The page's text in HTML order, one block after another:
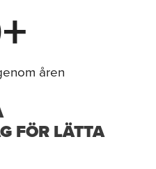
åren
+
FÖR LÄTTA